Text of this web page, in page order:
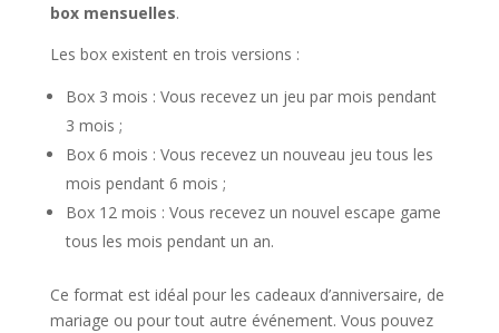
box mensuelles.
Les box existent en trois versions :
Box 3 mois : Vous recevez un jeu par mois pendant
3 mois ;
Box 6 mois : Vous recevez un nouveau jeu tous les
mois pendant 6 mois ;
Box 12 mois : Vous recevez un nouvel escape game
tous les mois pendant un an.
Ce format est idéal pour les cadeaux d’anniversaire, de
mariage ou pour tout autre événement. Vous pouvez